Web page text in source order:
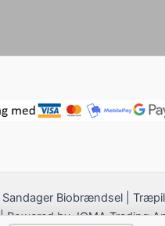
Biobrændsel |
Powered by JOMA Trading